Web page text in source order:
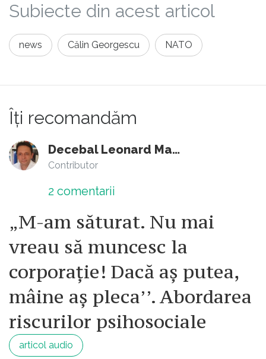
Subiecte din acest articol
news Călin Georgescu NATO
Îți recomandăm
Decebal Leonard Marin
Contributor
2 comentarii
„M-am săturat. Nu mai
vreau să muncesc la
corporație! Dacă aș putea,
mâine aș pleca’’. Abordarea
riscurilor psihosociale
articol audio